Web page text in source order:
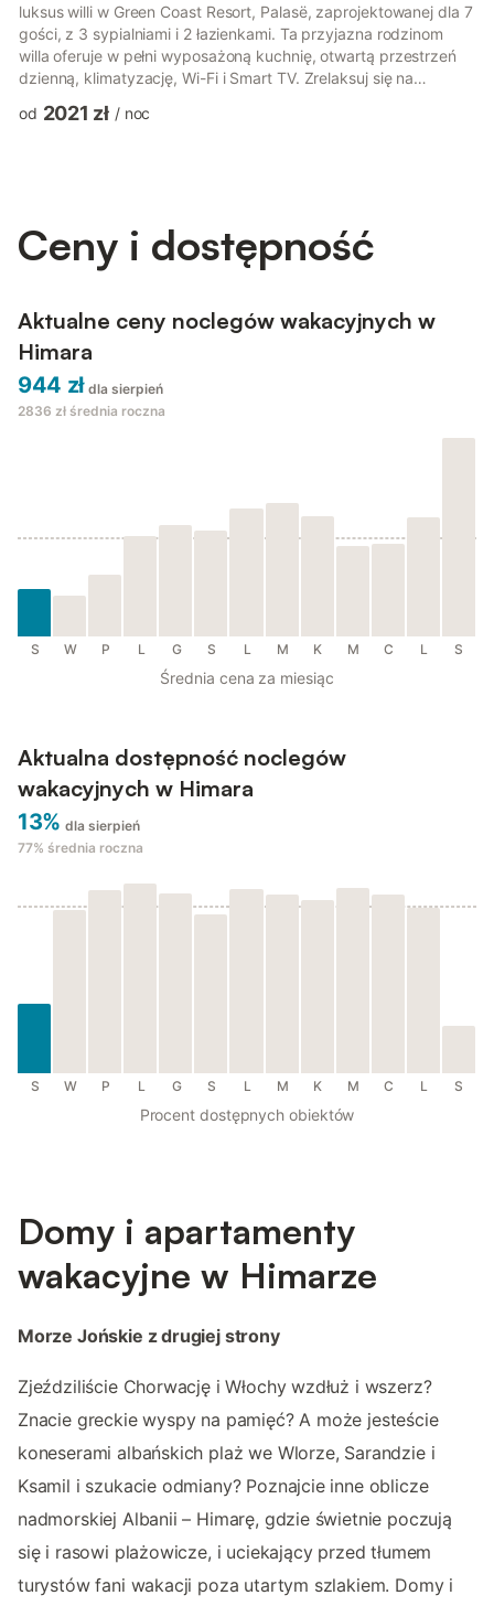
luksus willi w Green Coast Resort, Palasë, zaprojektowanej dla 7
gości, z 3 sypialniami i 2 łazienkami. Ta przyjazna rodzinom
willa oferuje w pełni wyposażoną kuchnię, otwartą przestrzeń
dzienną, klimatyzację, Wi-Fi i Smart TV. Zrelaksuj się na
skorzystaj z bezpłatnego parkingu. Nowoczesne, luksusowe
od 2021 zł / noc
Ceny i dostępność
Aktualne ceny noclegów wakacyjnych w
Himara
944 zł dla sierpień
2836 zł średnia roczna
S W P L G S L M K M C L S
Średnia cena za miesiąc
Aktualna dostępność noclegów
wakacyjnych w Himara
13% dla sierpień
77% średnia roczna
S W P L G S L M K M C L S
Procent dostępnych obiektów
Domy i apartamenty
wakacyjne w Himarze
Morze Jońskie z drugiej strony
Zjeździliście Chorwację i Włochy wzdłuż i wszerz?
Znacie greckie wyspy na pamięć? A może jesteście
koneserami albańskich plaż we Wlorze, Sarandzie i
Ksamil i szukacie odmiany? Poznajcie inne oblicze
nadmorskiej Albanii – Himarę, gdzie świetnie poczują
się i rasowi plażowicze, i uciekający przed tłumem
turystów fani wakacji poza utartym szlakiem. Domy i